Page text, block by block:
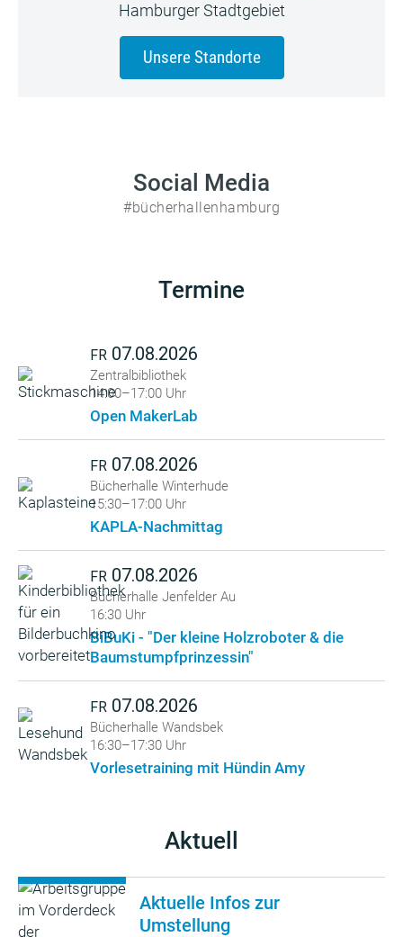
Hamburger Stadtgebiet
Unsere Standorte
Social Media
#bücherhallenhamburg
Termine
FR 07.08.2026
Zentralbibliothek
14:00–17:00 Uhr
Open MakerLab
FR 07.08.2026
Bücherhalle Winterhude
15:30–17:00 Uhr
KAPLA-Nachmittag
FR 07.08.2026
Bücherhalle Jenfelder Au
16:30 Uhr
BiBuKi - "Der kleine Holzroboter & die
Baumstumpfprinzessin"
FR 07.08.2026
Bücherhalle Wandsbek
16:30–17:30 Uhr
Vorlesetraining mit Hündin Amy
Aktuell
Aktuelle Infos zur
Umstellung